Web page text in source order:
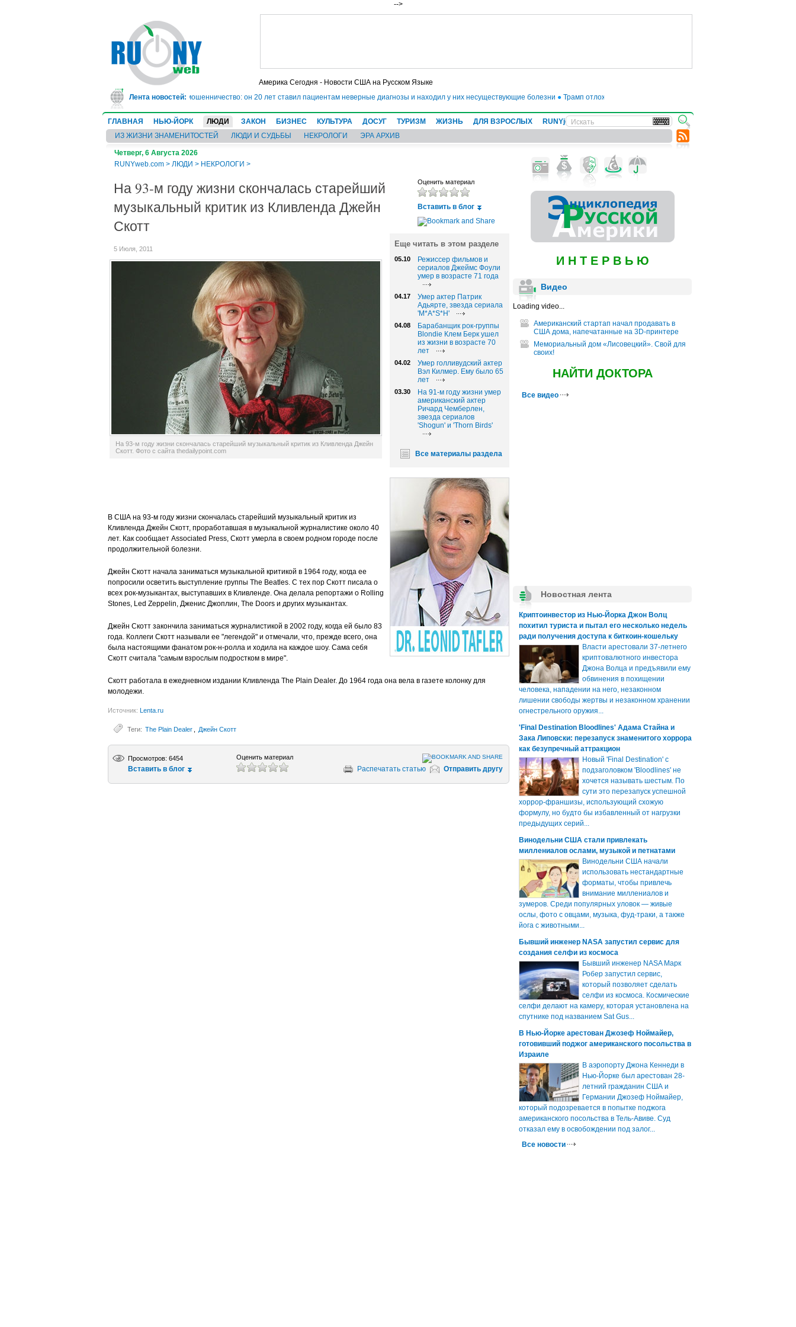
-->
Америка Сегодня - Новости США на Русском Языке
Лента новостей:
врач-ревматолог сядет в тюрьму на 10 лет за мошенничество: он 20 лет ставил пациентам неверные диагнозы и находил у них несуществующие болезни● Трамп отложил введение 50-процентных пошлин на товары из ЕС до
ГЛАВНАЯ НЬЮ-ЙОРК ЛЮДИ ЗАКОН БИЗНЕС КУЛЬТУРА ДОСУГ ТУРИЗМ ЖИЗНЬ ДЛЯ ВЗРОСЛЫХ RUNYjews
ВЕСТИ ИЗ УКРАИНЫ
ИЗ ЖИЗНИ ЗНАМЕНИТОСТЕЙ
ЛЮДИ И СУДЬБЫ НЕКРОЛОГИ ЭРА АРХИВ
Четверг, 6 Августа 2026
RUNYweb.com > ЛЮДИ > НЕКРОЛОГИ >
Оценить материал
Вставить в блог
Еще читать в этом разделе
05.10
Режиссер фильмов и
сериалов Джеймс Фоули
умер в возрасте 71 года
04.17
Умер актер Патрик
Адьярте, звезда сериала
'M*A*S*H'
04.08
Барабанщик рок-группы
Blondie Клем Берк ушел
из жизни в возрасте 70
лет
04.02
Умер голливудский актер
Вэл Килмер. Ему было 65
лет
03.30
На 91-м году жизни умер
американский актер
Ричард Чемберлен,
звезда сериалов
'Shogun' и 'Thorn Birds'
Все материалы раздела
На 93-м году жизни скончалась старейший
музыкальный критик из Кливленда Джейн
Скотт
5 Июля, 2011
На 93-м году жизни скончалась старейший музыкальный критик из Кливленда Джейн
Скотт. Фото с сайта thedailypoint.com
В США на 93-м году жизни скончалась старейший музыкальный критик из
Кливленда Джейн Скотт, проработавшая в музыкальной журналистике около 40
лет. Как сообщает Associated Press, Скотт умерла в своем родном городе после
продолжительной болезни.
Джейн Скотт начала заниматься музыкальной критикой в 1964 году, когда ее
попросили осветить выступление группы The Beatles. С тех пор Скотт писала о
всех рок-музыкантах, выступавших в Кливленде. Она делала репортажи о Rolling
Stones, Led Zeppelin, Дженис Джоплин, The Doors и других музыкантах.
Джейн Скотт закончила заниматься журналистикой в 2002 году, когда ей было 83
года. Коллеги Скотт называли ее "легендой" и отмечали, что, прежде всего, она
была настоящими фанатом рок-н-ролла и ходила на каждое шоу. Сама себя
Скотт считала "самым взрослым подростком в мире".
Скотт работала в ежедневном издании Кливленда The Plain Dealer. До 1964 года она вела в газете колонку для
молодежи.
Источник: Lenta.ru
Теги: The Plain Dealer Джейн Скотт
Просмотров: 6454
Вставить в блог
Оценить материал
Распечатать статью Отправить другу
И Н Т Е Р В Ь Ю
Видео
Loading video...
Американский стартап начал продавать в
США дома, напечатанные на 3D-принтере
Мемориальный дом «Лисовецкий». Свой для
своих!
НАЙТИ ДОКТОРА
Все видео
Новостная лента
Криптоинвестор из Нью-Йорка Джон Волц
похитил туриста и пытал его несколько недель
ради получения доступа к биткоин-кошельку
Власти арестовали 37-летнего
криптовалютного инвестора
Джона Волца и предъявили ему
обвинения в похищении
человека, нападении на него, незаконном
лишении свободы жертвы и незаконном хранении
огнестрельного оружия...
'Final Destination Bloodlines' Адама Стайна и
Зака Липовски: перезапуск знаменитого хоррора
как безупречный аттракцион
Новый 'Final Destination' с
подзаголовком 'Bloodlines' не
хочется называть шестым. По
сути это перезапуск успешной
хоррор-франшизы, использующий схожую
формулу, но будто бы избавленный от нагрузки
предыдущих серий...
Винодельни США стали привлекать
миллениалов ослами, музыкой и петнатами
Винодельни США начали
использовать нестандартные
форматы, чтобы привлечь
внимание миллениалов и
зумеров. Среди популярных уловок — живые
ослы, фото с овцами, музыка, фуд-траки, а также
йога с животными...
Бывший инженер NASA запустил сервис для
создания селфи из космоса
Бывший инженер NASA Марк
Робер запустил сервис,
который позволяет сделать
селфи из космоса. Космические
селфи делают на камеру, которая установлена на
спутнике под названием Sat Gus...
В Нью-Йорке арестован Джозеф Ноймайер,
готовивший поджог американского посольства в
Израиле
В аэропорту Джона Кеннеди в
Нью-Йорке был арестован 28-
летний гражданин США и
Германии Джозеф Ноймайер,
который подозревается в попытке поджога
американского посольства в Тель-Авиве. Суд
отказал ему в освобождении под залог...
Все новости